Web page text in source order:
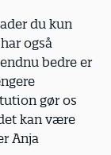
du kun
også
bedre er
gør os
kan være
Anja